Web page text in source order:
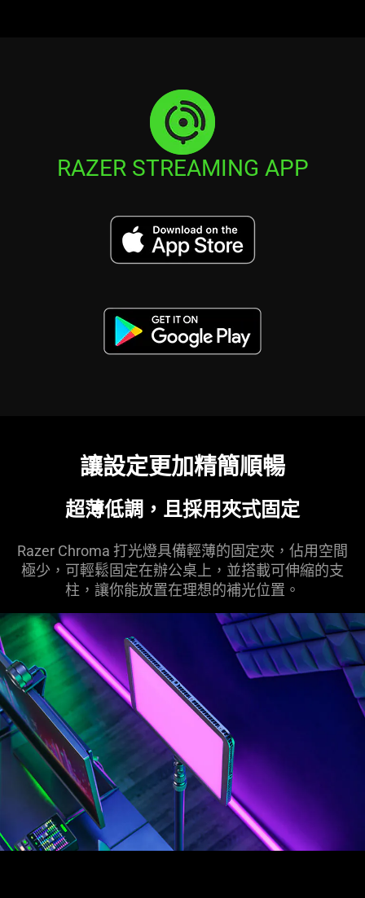
RAZER STREAMING APP
讓設定更加精簡順暢
超薄低調，且採用夾式固定
Razer Chroma 打光燈具備輕薄的固定夾，佔用空間
極少，可輕鬆固定在辦公桌上，並搭載可伸縮的支
柱，讓你能放置在理想的補光位置。